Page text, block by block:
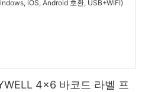
4x6 바코드 라벨 프